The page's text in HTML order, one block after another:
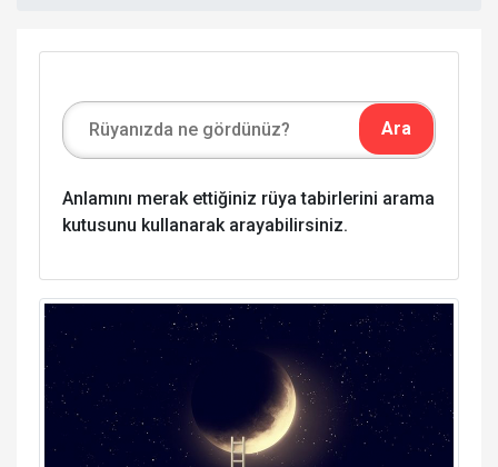
Anlamını merak ettiğiniz rüya tabirlerini arama
kutusunu kullanarak arayabilirsiniz.